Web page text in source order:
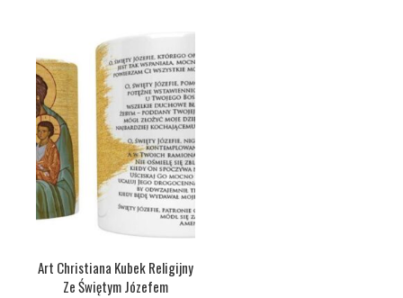
Art Christiana Kubek Religijny
Ze Świętym Józefem